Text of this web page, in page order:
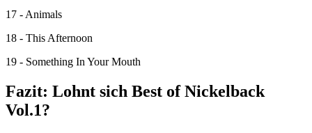
17 - Animals
18 - This Afternoon
19 - Something In Your Mouth
Fazit: Lohnt sich Best of Nickelback
Vol.1?